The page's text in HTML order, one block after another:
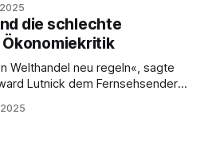
Februar 2022 viele Linke an
zweifeln lassen.
handeln sich den Vorwurf
politisch
die schlechte
Welthandel neu regeln«, sagte
Lutnick dem Fernsehsender
hat, sorgte für ebenso viel